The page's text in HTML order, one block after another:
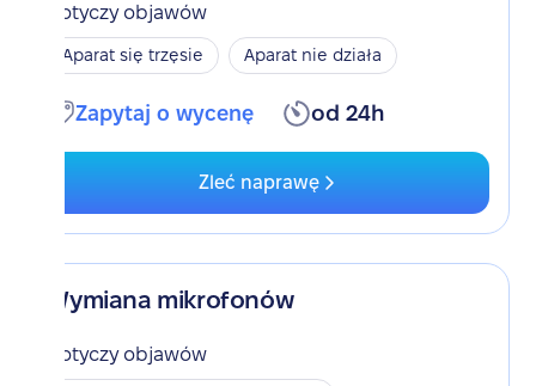
Dotyczy objawów
Aparat się trzęsie Aparat nie działa
Zapytaj o wycenę od 24h
Zleć naprawę
Wymiana mikrofonów
Dotyczy objawów